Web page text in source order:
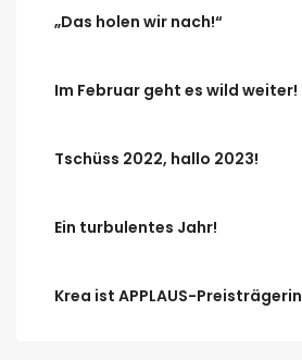
„Das holen wir nach!“
Im Februar geht es wild weiter!
Tschüss 2022, hallo 2023!
Ein turbulentes Jahr!
Krea ist APPLAUS-Preisträgerin